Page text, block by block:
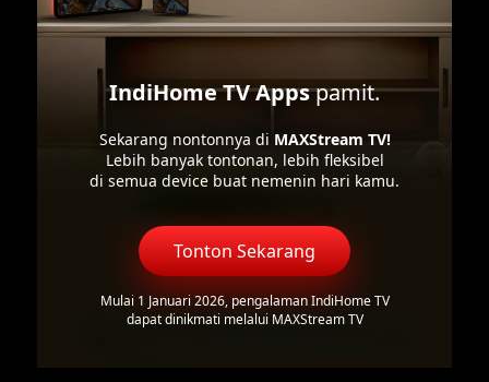
IndiHome TV Appspamit.
Sekarang nontonnya di MAXStream TV!
Lebih banyak tontonan, lebih fleksibel
di semua device buat nemenin hari kamu.
Tonton Sekarang
Mulai 1 Januari 2026, pengalaman IndiHome TV
dapat dinikmati melalui MAXStream TV